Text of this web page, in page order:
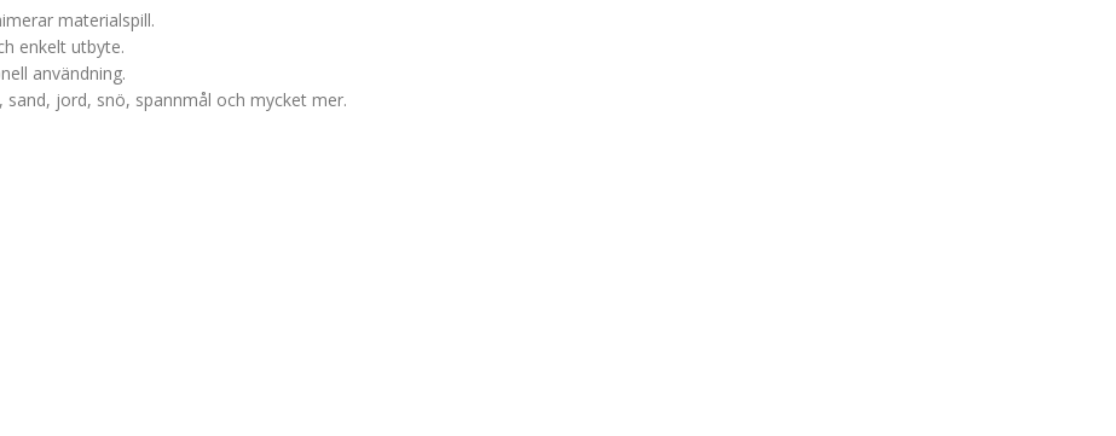
materialspill.
enkelt utbyte.
användning.
sand, jord, snö, spannmål och mycket mer.